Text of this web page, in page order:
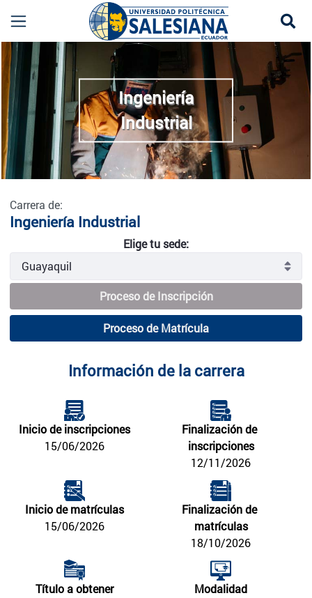
Ingeniería Industrial - Guayaquil
more
Ingeniería
Industrial
Carrera de:
Ingeniería Industrial
Elige tu sede:
Proceso de Inscripción
Proceso de Matrícula
Información de la carrera
Inicio de inscripciones
15/06/2026
Finalización de
inscripciones
12/11/2026
Inicio de matrículas
15/06/2026
Finalización de
matrículas
18/10/2026
Título a obtener
Modalidad